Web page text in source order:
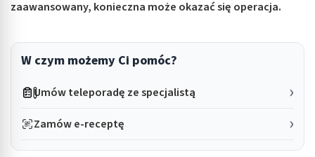
zaawansowany, konieczna może okazać się operacja.
W czym możemy Ci pomóc?
Umów teleporadę ze specjalistą
Zamów e-receptę